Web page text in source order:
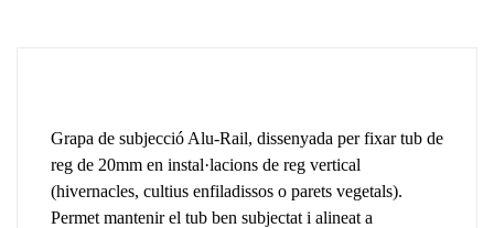
Grapa de subjecció Alu-Rail, dissenyada per fixar tub de
reg de 20mm en instal·lacions de reg vertical
(hivernacles, cultius enfiladissos o parets vegetals).
Permet mantenir el tub ben subjectat i alineat a